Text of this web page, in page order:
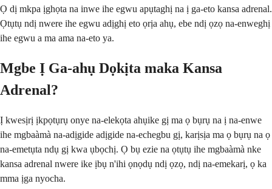
Ọ dị mkpa ịghọta na inwe ihe egwu apụtaghị na ị ga-eto kansa adrenal.
Ọtụtụ ndị nwere ihe egwu adịghị eto ọrịa ahụ, ebe ndị ọzọ na-enweghị
ihe egwu a ma ama na-eto ya.
Mgbe Ị Ga-ahụ Dọkịta maka Kansa
Adrenal?
Ị kwesịrị ịkpọtụrụ onye na-elekọta ahụike gị ma ọ bụrụ na ị na-enwe
ihe mgbaàmà na-adịgide adịgide na-echegbu gị, karịsịa ma ọ bụrụ na ọ
na-emetụta ndụ gị kwa ụbọchị. Ọ bụ ezie na ọtụtụ ihe mgbaàmà nke
kansa adrenal nwere ike ịbụ n'ihi ọnọdụ ndị ọzọ, ndị na-emekarị, ọ ka
mma ịga nyocha.